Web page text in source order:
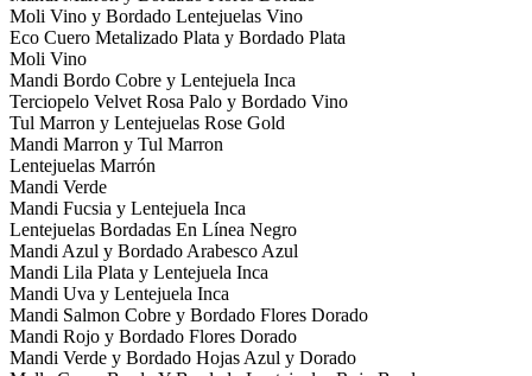
Moli Vino y Bordado Lentejuelas Vino
Eco Cuero Metalizado Plata y Bordado Plata
Moli Vino
Mandi Bordo Cobre y Lentejuela Inca
Terciopelo Velvet Rosa Palo y Bordado Vino
Tul Marron y Lentejuelas Rose Gold
Mandi Marron y Tul Marron
Lentejuelas Marrón
Mandi Verde
Mandi Fucsia y Lentejuela Inca
Lentejuelas Bordadas En Línea Negro
Mandi Azul y Bordado Arabesco Azul
Mandi Lila Plata y Lentejuela Inca
Mandi Uva y Lentejuela Inca
Mandi Salmon Cobre y Bordado Flores Dorado
Mandi Rojo y Bordado Flores Dorado
Mandi Verde y Bordado Hojas Azul y Dorado